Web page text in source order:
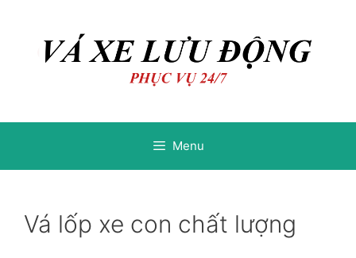
Menu
Vá lốp xe con chất lượng